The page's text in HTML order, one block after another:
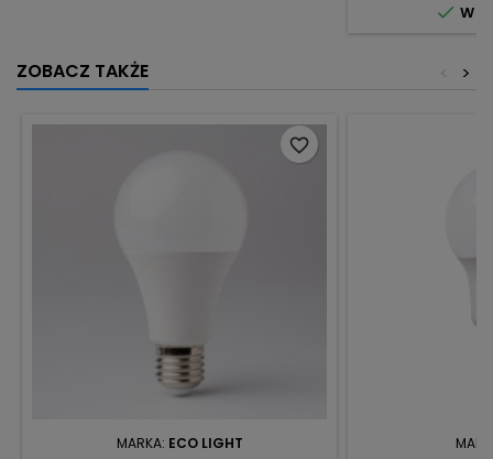
 W
ZOBACZ TAKŻE >
<
MARKA: ECO LIGHT
favorite_border